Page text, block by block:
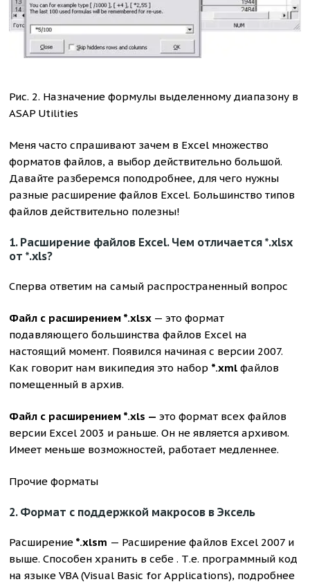
Рис. 2. Назначение формулы выделенному диапазону в
ASAP Utilities
Меня часто спрашивают зачем в Excel множество
форматов файлов, а выбор действительно большой.
Давайте разберемся поподробнее, для чего нужны
разные расширение файлов Excel. Большинство типов
файлов действительно полезны!
1. Расширение файлов Excel. Чем отличается *.xlsx
от *.xls?
Сперва ответим на самый распространенный вопрос
Файл с расширением *.xlsx — это формат
подавляющего большинства файлов Excel на
настоящий момент. Появился начиная с версии 2007.
Как говорит нам википедия это набор *.xmlфайлов
помещенный в архив.
Файл с расширением *.xls —это формат всех файлов
версии Excel 2003 и раньше. Он не является архивом.
Имеет меньше возможностей, работает медленнее.
Прочие форматы
2. Формат с поддержкой макросов в Эксель
Расширение *.xlsm — Расширение файлов Excel 2007 и
выше. Способен хранить в себе . Т.е. программный код
на языке VBA (Visual Basic for Applications), подробнее